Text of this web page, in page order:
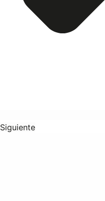
Siguiente